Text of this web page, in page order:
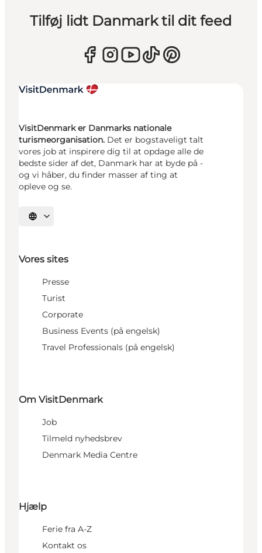
Tilføj lidt Danmark til dit feed
VisitDenmark er Danmarks nationale
turismeorganisation. Det er bogstaveligt talt
vores job at inspirere dig til at opdage alle de
bedste sider af det, Danmark har at byde på -
og vi håber, du finder masser af ting at
opleve og se.
Vælg sprog
Vores sites
Presse
Turist
Corporate
Business Events (på engelsk)
Travel Professionals (på engelsk)
Om VisitDenmark
Job
Tilmeld nyhedsbrev
Denmark Media Centre
Hjælp
Ferie fra A-Z
Kontakt os